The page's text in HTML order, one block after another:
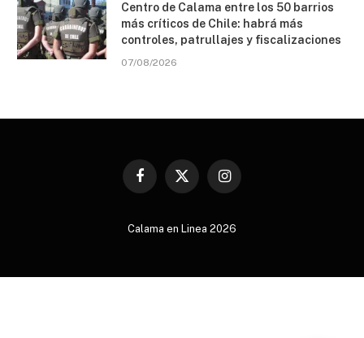
Centro de Calama entre los 50 barrios
más críticos de Chile: habrá más
controles, patrullajes y fiscalizaciones
07/08/2026
Facebook
X
Instagram
Calama en Linea 2026